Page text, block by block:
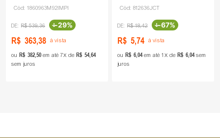
Cód: 1860963M92IMPI
R$ 539,36 -29%
R$ 363,38 à vista
ou R$ 38250 em até7 de R$ 54,64
sem juros
Cód: 812636JCT
R$ 18,42 -67%
R$ 5,74 à vista
ou R$ 604em até 1 de R$ 604sem
juros